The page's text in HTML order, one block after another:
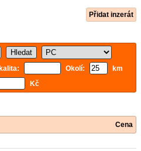
Přidat inzerát
Okolí:
km
Kč
Cena